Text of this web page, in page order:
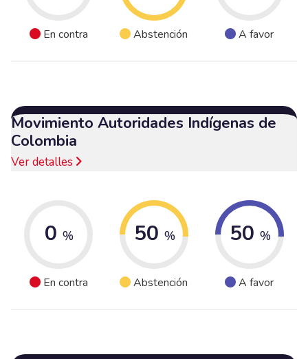
En contra Abstención A favor
Movimiento Autoridades Indígenas de
Colombia
Ver detalles
0 %
En contra
50 %
Abstención
50 %
A favor